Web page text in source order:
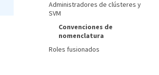
Administradores de clústeres y
SVM
Convenciones de
nomenclatura
Roles fusionados